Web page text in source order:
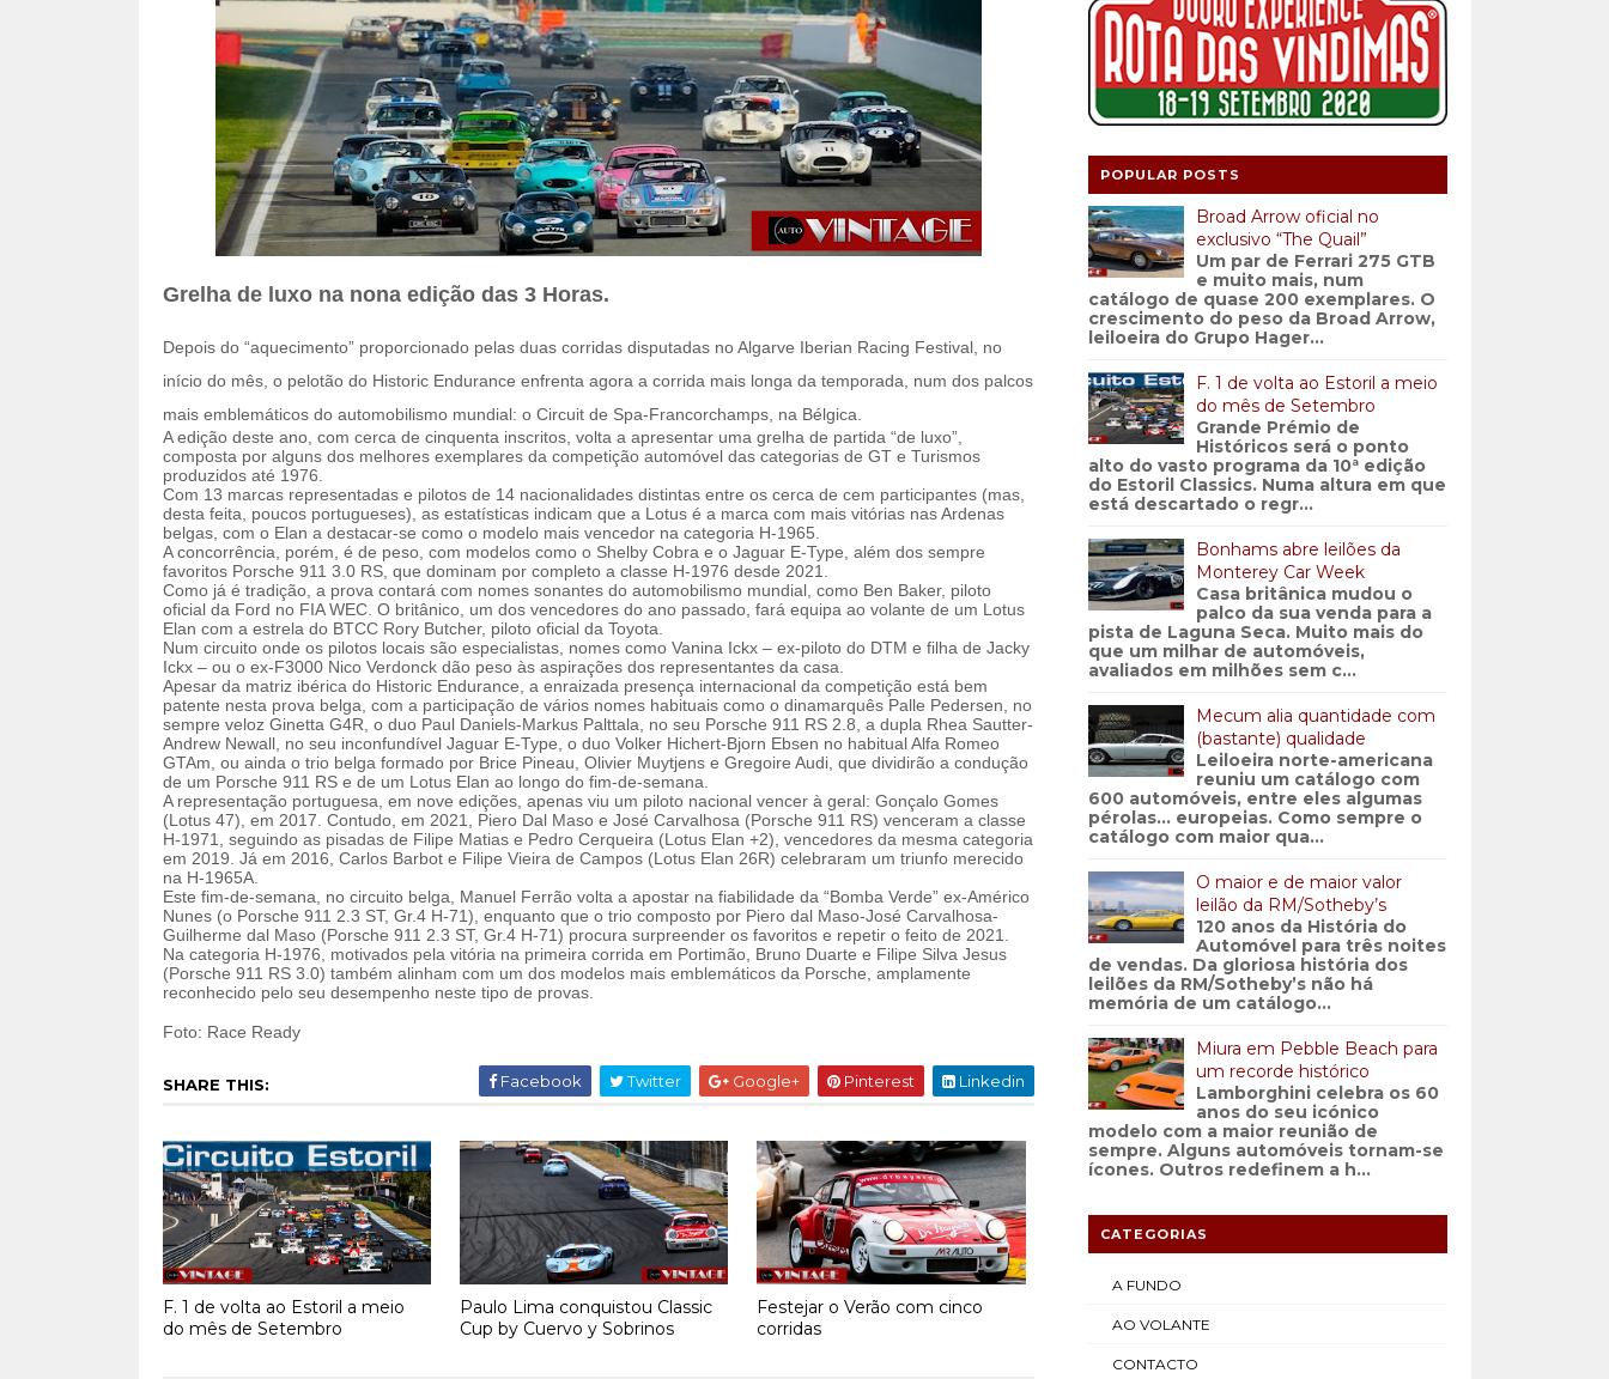
Grelha de luxo na nona edição das 3 Horas.
Depois do “aquecimento” proporcionado pelas duas corridas disputadas no Algarve Iberian Racing Festival, no
início do mês, o pelotão do Historic Endurance enfrenta agora a corrida mais longa da temporada, num dos palcos
mais emblemáticos do automobilismo mundial: o Circuit de Spa-Francorchamps, na Bélgica.
A edição deste ano, com cerca de cinquenta inscritos, volta a apresentar uma grelha de partida “de luxo”,
composta por alguns dos melhores exemplares da competição automóvel das categorias de GT e Turismos
produzidos até 1976.
Com 13 marcas representadas e pilotos de 14 nacionalidades distintas entre os cerca de cem participantes (mas,
desta feita, poucos portugueses), as estatísticas indicam que a Lotus é a marca com mais vitórias nas Ardenas
belgas, com o Elan a destacar-se como o modelo mais vencedor na categoria H-1965.
A concorrência, porém, é de peso, com modelos como o Shelby Cobra e o Jaguar E-Type, além dos sempre
favoritos Porsche 911 3.0 RS, que dominam por completo a classe H-1976 desde 2021.
Como já é tradição, a prova contará com nomes sonantes do automobilismo mundial, como Ben Baker, piloto
oficial da Ford no FIA WEC. O britânico, um dos vencedores do ano passado, fará equipa ao volante de um Lotus
Elan com a estrela do BTCC Rory Butcher, piloto oficial da Toyota.
Num circuito onde os pilotos locais são especialistas, nomes como Vanina Ickx – ex-piloto do DTM e filha de Jacky
Ickx – ou o ex-F3000 Nico Verdonck dão peso às aspirações dos representantes da casa.
Apesar da matriz ibérica do Historic Endurance, a enraizada presença internacional da competição está bem
patente nesta prova belga, com a participação de vários nomes habituais como o dinamarquês Palle Pedersen, no
sempre veloz Ginetta G4R, o duo Paul Daniels-Markus Palttala, no seu Porsche 911 RS 2.8, a dupla Rhea Sautter-
Andrew Newall, no seu inconfundível Jaguar E-Type, o duo Volker Hichert-Bjorn Ebsen no habitual Alfa Romeo
GTAm, ou ainda o trio belga formado por Brice Pineau, Olivier Muytjens e Gregoire Audi, que dividirão a condução
de um Porsche 911 RS e de um Lotus Elan ao longo do fim-de-semana.
A representação portuguesa, em nove edições, apenas viu um piloto nacional vencer à geral: Gonçalo Gomes
(Lotus 47), em 2017. Contudo, em 2021, Piero Dal Maso e José Carvalhosa (Porsche 911 RS) venceram a classe
H-1971, seguindo as pisadas de Filipe Matias e Pedro Cerqueira (Lotus Elan +2), vencedores da mesma categoria
em 2019. Já em 2016, Carlos Barbot e Filipe Vieira de Campos (Lotus Elan 26R) celebraram um triunfo merecido
na H-1965A.
Este fim-de-semana, no circuito belga, Manuel Ferrão volta a apostar na fiabilidade da “Bomba Verde” ex-Américo
Nunes (o Porsche 911 2.3 ST, Gr.4 H-71), enquanto que o trio composto por Piero dal Maso-José Carvalhosa-
Guilherme dal Maso (Porsche 911 2.3 ST, Gr.4 H-71) procura surpreender os favoritos e repetir o feito de 2021.
Na categoria H-1976, motivados pela vitória na primeira corrida em Portimão, Bruno Duarte e Filipe Silva Jesus
(Porsche 911 RS 3.0) também alinham com um dos modelos mais emblemáticos da Porsche, amplamente
reconhecido pelo seu desempenho neste tipo de provas.
Foto: Race Ready
SHARE THIS: Facebook Twitter Google+ Pinterest Linkedin
F. 1 de volta ao Estoril a meio
do mês de Setembro
Paulo Lima conquistou Classic
Cup by Cuervo y Sobrinos
Festejar o Verão com cinco
corridas
POPULAR POSTS
Broad Arrow oficial no
exclusivo “The Quail”
Um par de Ferrari 275 GTB
e muito mais, num
catálogo de quase 200 exemplares. O
crescimento do peso da Broad Arrow,
leiloeira do Grupo Hager...
F. 1 de volta ao Estoril a meio
do mês de Setembro
Grande Prémio de
Históricos será o ponto
alto do vasto programa da 10ª edição
do Estoril Classics. Numa altura em que
está descartado o regr...
Bonhams abre leilões da
Monterey Car Week
Casa britânica mudou o
palco da sua venda para a
pista de Laguna Seca. Muito mais do
que um milhar de automóveis,
avaliados em milhões sem c...
Mecum alia quantidade com
(bastante) qualidade
Leiloeira norte-americana
reuniu um catálogo com
600 automóveis, entre eles algumas
pérolas… europeias. Como sempre o
catálogo com maior qua...
O maior e de maior valor
leilão da RM/Sotheby’s
120 anos da História do
Automóvel para três noites
de vendas. Da gloriosa história dos
leilões da RM/Sotheby’s não há
memória de um catálogo...
Miura em Pebble Beach para
um recorde histórico
Lamborghini celebra os 60
anos do seu icónico
modelo com a maior reunião de
sempre. Alguns automóveis tornam-se
ícones. Outros redefinem a h...
CATEGORIAS
A FUNDO
AO VOLANTE
CONTACTO